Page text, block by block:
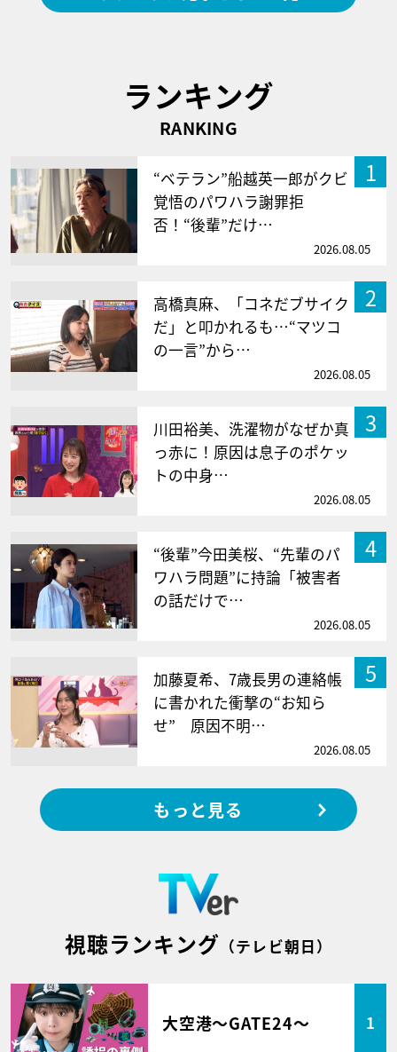
ランキング
RANKING
1
“ベテラン”船越英一郎がクビ
覚悟のパワハラ謝罪拒
否！“後輩”だけ…
2026.08.05
2
高橋真麻、「コネだブサイク
だ」と叩かれるも…“マツコ
の一言”から…
2026.08.05
3
川田裕美、洗濯物がなぜか真
っ赤に！原因は息子のポケッ
トの中身…
2026.08.05
4
“後輩”今田美桜、“先輩のパ
ワハラ問題”に持論「被害者
の話だけで…
2026.08.05
5
加藤夏希、7歳長男の連絡帳
に書かれた衝撃の“お知ら
せ” 原因不明…
2026.08.05
もっと見る
視聴ランキング （テレビ朝日）
大空港～GATE24～ 1